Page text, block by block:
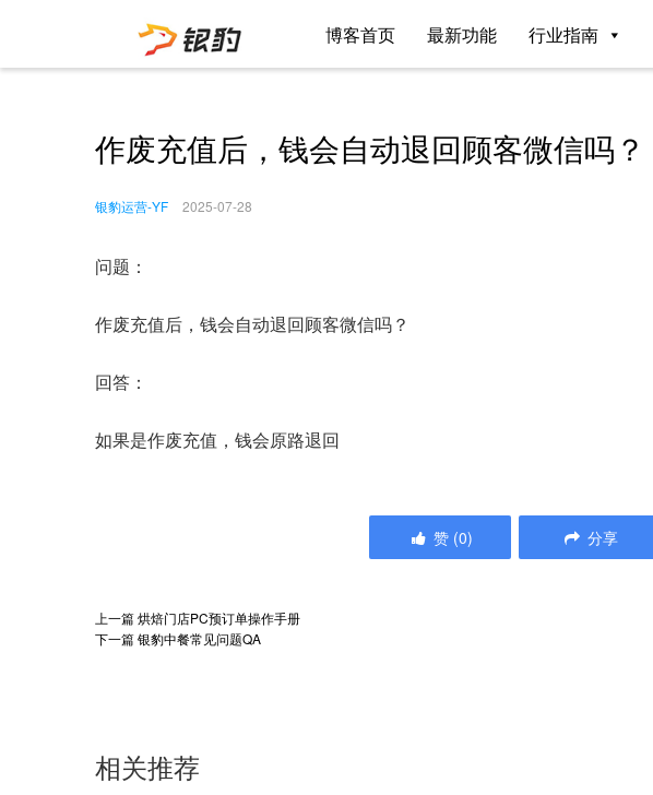
博客首页 最新功能 行业指南
作废充值后，钱会自动退回顾客微信吗？
银豹运营-YF 2025-07-28
问题：
作废充值后，钱会自动退回顾客微信吗？
回答：
如果是作废充值，钱会原路退回
赞 (0) 分享
上一篇烘焙门店PC预订单操作手册
下一篇银豹中餐常见问题QA
相关推荐